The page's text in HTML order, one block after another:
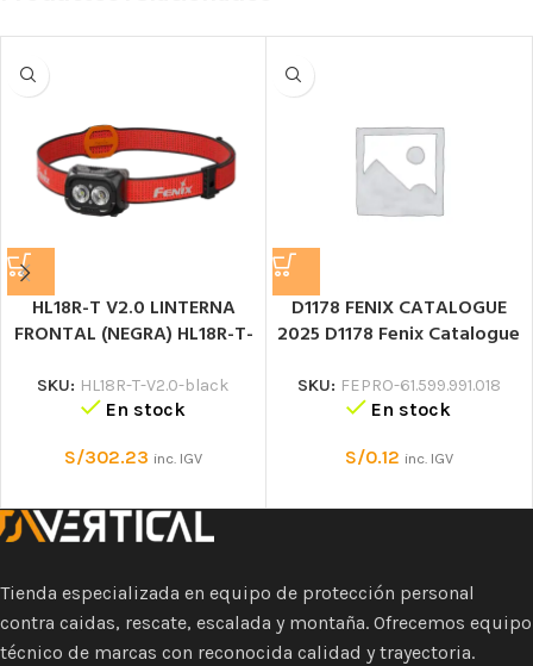
HL18R-T V2.0 LINTERNA
FRONTAL (NEGRA) HL18R-T-
seguridad
SKU: HL18R-T-V2.0-black
En stock
S/302.23 inc. IGV
D1178 FENIX CATALOGUE
2025 D1178 Fenix Catalogue
SKU: FEPRO-61.599.991.018
En stock
S/0.12 inc. IGV
Tienda especializada en equipo de protección personal
contra caidas, rescate, escalada y montaña. Ofrecemos equipo
técnico de marcas con reconocida calidad y trayectoria.